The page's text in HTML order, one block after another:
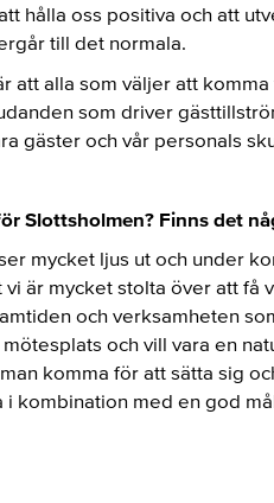
hålla oss positiva och att
till det normala.
att alla som väljer att
som driver
gäster och vår personals
Slottsholmen? Finns det
mycket ljus ut och under
är mycket stolta över att
och verksamheten
och vill vara en
komma för att sätta sig
i kombination med en god